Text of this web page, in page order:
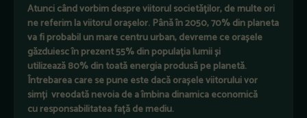
Atunci când vorbimdespreviitorul societăților,de multe ori
ne referim laviitorulorașelor. Până în 2050,70% dinplaneta
va fiprobabil un marecentruurban,devreme ce orașele
găzduiesc în prezent55% din populațialumii și
utilizează80%dintoată energia produsă pe planetă.
Întrebarea care se pune estedacăorașeleviitorului vor
simți vreodatănevoia de aîmbinadinamicaeconomică
curesponsabilitatea față de mediu.